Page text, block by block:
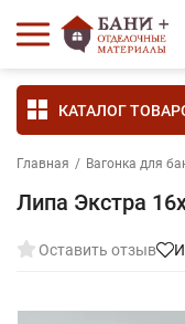
КАТАЛОГ
Главная / Вагонка для
Липа Экстра
Оставить отзыв